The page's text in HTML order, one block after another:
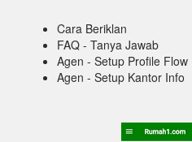
Cara Beriklan
FAQ - Tanya Jawab
Agen - Setup Profile Flow
Agen - Setup Kantor Info